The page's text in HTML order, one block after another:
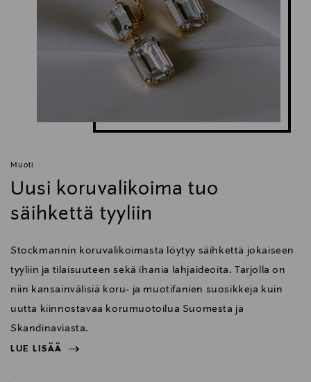
Muoti
Uusi koruvalikoima tuo
säihkettä tyyliin
Stockmannin koruvalikoimasta löytyy säihkettä jokaiseen
tyyliin ja tilaisuuteen sekä ihania lahjaideoita. Tarjolla on
niin kansainvälisiä koru- ja muotifanien suosikkeja kuin
uutta kiinnostavaa korumuotoilua Suomesta ja
Skandinaviasta.
LUE LISÄÄ